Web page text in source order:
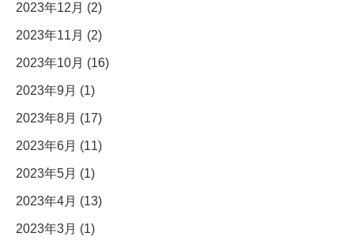
2023年12月 (2)
2023年11月 (2)
2023年10月 (16)
2023年9月 (1)
2023年8月 (17)
2023年6月 (11)
2023年5月 (1)
2023年4月 (13)
2023年3月 (1)